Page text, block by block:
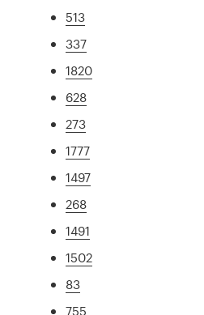
513
337
1820
628
273
1777
1497
268
1491
1502
83
755